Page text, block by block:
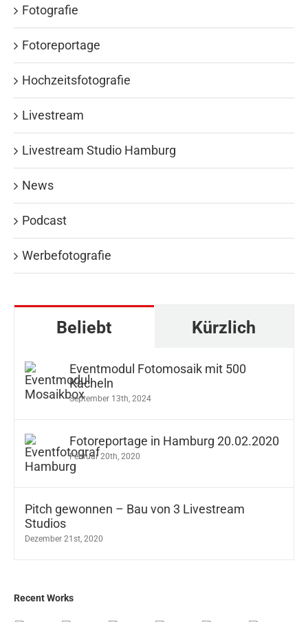
Fotografie
Fotoreportage
Hochzeitsfotografie
Livestream
Livestream Studio Hamburg
News
Podcast
Werbefotografie
Beliebt Kürzlich
Eventmodul Fotomosaik mit 500
Kacheln
September 13th, 2024
Fotoreportage in Hamburg 20.02.2020
Februar 20th, 2020
Pitch gewonnen – Bau von 3 Livestream
Studios
Dezember 21st, 2020
Recent Works